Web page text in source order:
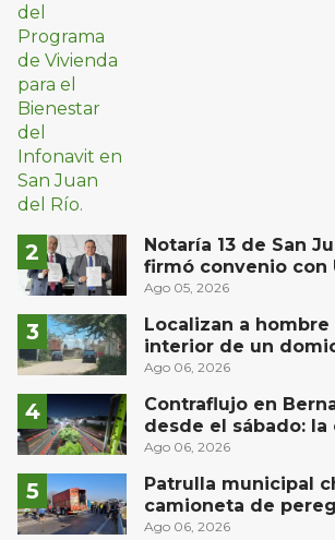
Notaría 13 de San
firmó convenio con
Privada del Bajío
Ago 05, 2026
Localizan a hombre
interior de un
comunidad El
Ago 06, 2026
Contraflujo en
desde el sábado: la
compleja del
Ago 06, 2026
Patrulla municipal
camioneta de
en la autopista
Ago 06, 2026